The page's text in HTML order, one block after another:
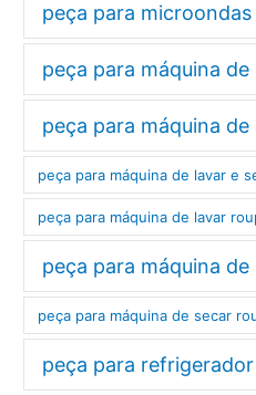
peça para microondas
peça para máquina de
peça para máquina de
peça para máquina de lavar e
peça para máquina de lavar
peça para máquina de
peça para máquina de secar
peça para refrigerador